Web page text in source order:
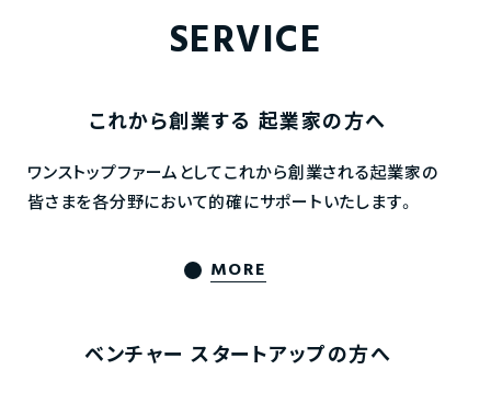
SERVICE
これから創業する 起業家の方へ
ワンストップファームとしてこれから創業される起業家の
皆さまを各分野において的確にサポートいたします。
MORE
ベンチャー スタートアップの方へ